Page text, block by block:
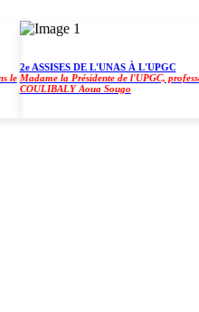
2e ASSISES DE L'UNAS À L'UPGC
Madame la Présidente de l'UPGC, professeure
COULIBALY Aoua Sougo